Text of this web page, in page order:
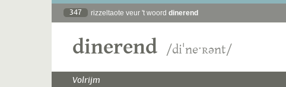
347 rizzeltaote veur 't woord dinerend
dinerend /diˈneˑʀənt/
Volrijm